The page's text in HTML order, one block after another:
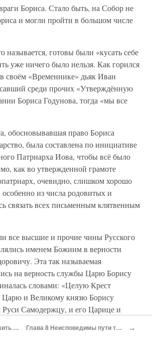
Бориса. Стало быть, на Собор не
и могли пройти в большом числе
называется, готовы были «кусать себе
уже ничего было нельзя. Как горился
своём «Временнике» дьяк Иван
среди прочих «Утверждённую
Бориса Годунова, тогда «мы все
обосновывавшая право Бориса
была составлена по инициативе
Патриарха Иова, чтобы всё было
как во утвержденной грамоте
очевидно, слишком хорошо
особенно из числа родовитых и
связать всех письменным клятвенным
все высшие и прочие чины Русского
именем Божиим в верности
Эта так называемая
на верность службы Царю Борису
словами: «Целую Крест
Царю и Великому князю Борису
Руси Самодержцу, и его Царице и
(Ксении. —А.Б.),и тем детям, которых
Глава 5 Жить, выжить и победить Глава 8 Неисповедимы пути твои, господи... →